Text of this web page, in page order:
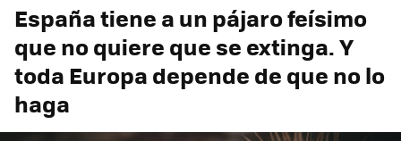
España tiene a un pájaro feísimo
que no quiere que se extinga. Y
toda Europa depende de que no lo
haga